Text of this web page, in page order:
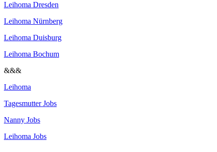
Leihoma Dresden
Leihoma Nürnberg
Leihoma Duisburg
Leihoma Bochum
&&&
Leihoma
Tagesmutter Jobs
Nanny Jobs
Leihoma Jobs